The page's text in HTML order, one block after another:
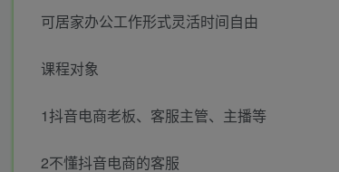
可居家办公工作形式灵活时间自由
课程对象
1抖音电商老板、客服主管、主播等
2不懂抖音电商的客服